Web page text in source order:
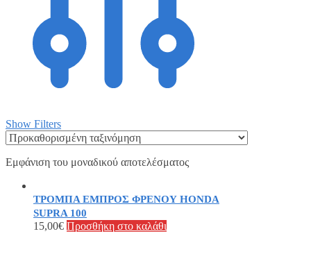
Show Filters
Εμφάνιση του μοναδικού αποτελέσματος
ΤΡΟΜΠΑ ΕΜΠΡΟΣ ΦΡΕΝΟΥ HONDA
SUPRA 100
15,00€ Προσθήκη στο καλάθι